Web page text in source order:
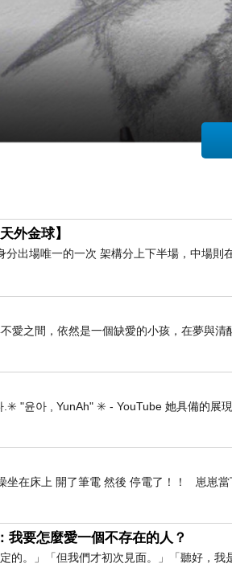
五顏六色而且羽毛帶點金屬光澤，唔
外金球】
分出場唯一的一次 架構分上下半場，中場
愛之間，依然是一個缺愛的小孩，在夢與
"윤아 , YunAh" ✳️ - YouTube 她具備的展
坐在床上 開了筆電 然後 停電了！！ 崽崽
我要怎麼愛一個不存在的人？
定的。」「但我們才初次見面。」「聽好，